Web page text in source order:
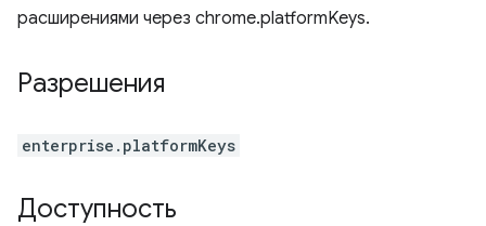
расширениями через chrome.platformKeys.
Разрешения
enterprise.platformKeys
Доступность